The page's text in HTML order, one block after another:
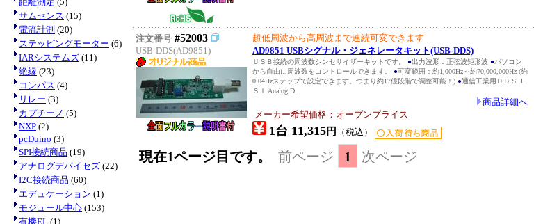
サムセンス (15)
電流計測 (20)
ステッピングモーター (6)
IARシステムズ (11)
絶縁 (23)
コンパス (4)
リレー (3)
カプチーノ (5)
NXP (2)
pcDuino (3)
SPI接続商品 (19)
アナログデバイセズ (22)
I2C接続商品 (60)
エデュケーション (1)
モジュール中心 (153)
有機EL (1)
注文番号 #52003
USB-DDS(AD9851)
超低周波から高周波まで連続可変できます
AD9851 USBシグナル・ジェネレータキット(USB-DDS)
ＵＳＢ接続の周波数シンセサイザーキットです。 ●出力波形：正弦波矩形波 ●パソコン
から自由に周波数をコントロールできます。 ●可変範囲：約1,000Hz～約70,000,000Hz (約
0.04Hzステップで設定できます。つまり約17億段階で調整可能！) ●通信工業用ＤＤＳ Ｌ
ＳＩ Analog D...
商品詳細へ
メーカー希望価格：オープンプライス
1台 11,315円 （税込）
現在1ページ目です。 前ページ 1 次ページ